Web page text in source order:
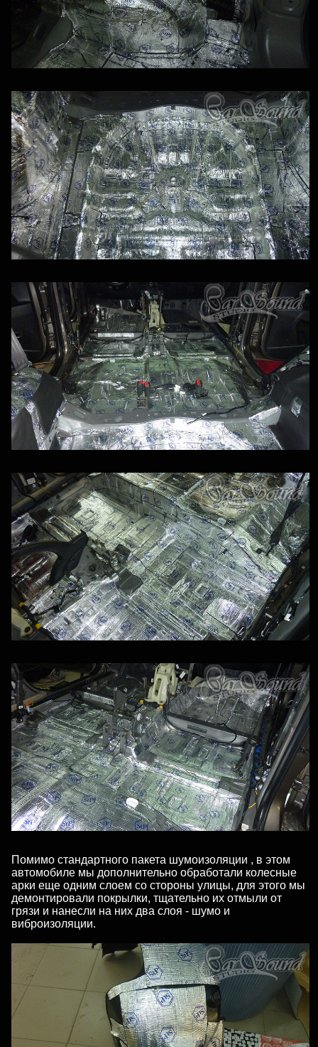
Помимо стандартного пакета шумоизоляции , в этом
автомобиле мы дополнительно обработали колесные
арки еще одним слоем со стороны улицы, для этого мы
демонтировали покрылки, тщательно их отмыли от
грязи и нанесли на них два слоя - шумо и
виброизоляции.